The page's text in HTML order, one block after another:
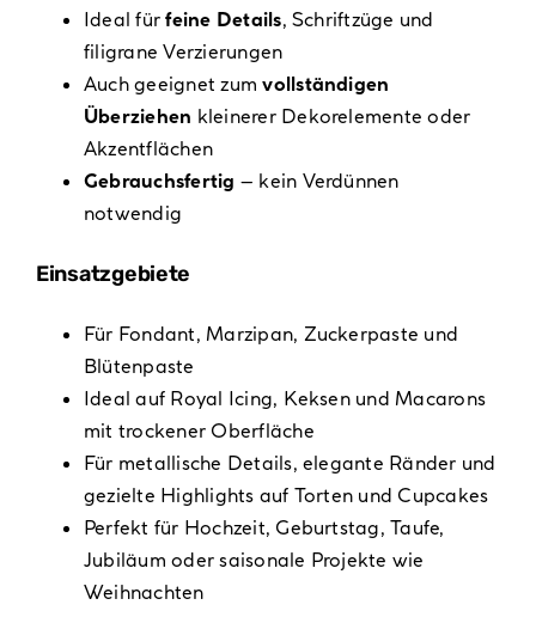
Ideal fürfeine Details, Schriftzüge und
filigrane Verzierungen
Auch geeignet zumvollständigen
Überziehen kleinerer Dekorelemente oder
Akzentflächen
Gebrauchsfertig – kein Verdünnen
notwendig
Einsatzgebiete
Für Fondant, Marzipan, Zuckerpaste und
Blütenpaste
Ideal auf Royal Icing, Keksen und Macarons
mit trockener Oberfläche
Für metallische Details, elegante Ränder und
gezielte Highlights auf Torten und Cupcakes
Perfekt für Hochzeit, Geburtstag, Taufe,
Jubiläum oder saisonale Projekte wie
Weihnachten